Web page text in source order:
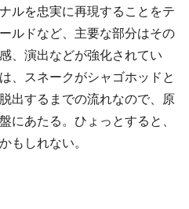
ルを忠実に再現することをテ
ルドなど、主要な部分はその
、演出などが強化されてい
、スネークがシャゴホッドと
出するまでの流れなので、原
にあたる。ひょっとすると、
もしれない。